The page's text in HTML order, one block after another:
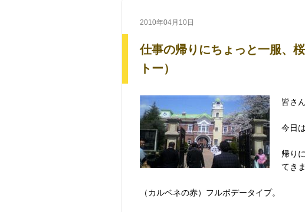
2010年04月10日
仕事の帰りにちょっと一服、
トー）
皆さ
今日
帰り
てき
（カルベネの赤）フルボデータイプ。